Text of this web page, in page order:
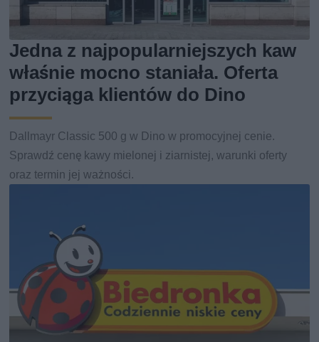
Jedna z najpopularniejszych kaw
właśnie mocno staniała. Oferta
przyciąga klientów do Dino
Dallmayr Classic 500 g w Dino w promocyjnej cenie.
Sprawdź cenę kawy mielonej i ziarnistej, warunki oferty
oraz termin jej ważności.